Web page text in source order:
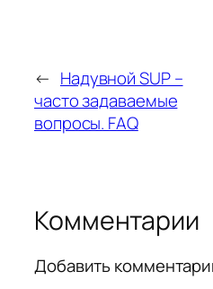
← Надувной SUP –
часто задаваемые
вопросы. FAQ
Комментарии
Добавить